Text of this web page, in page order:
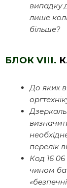
випадку
лише
більше?
БЛОК VIII.
До яких
перелік
Код 16
чином